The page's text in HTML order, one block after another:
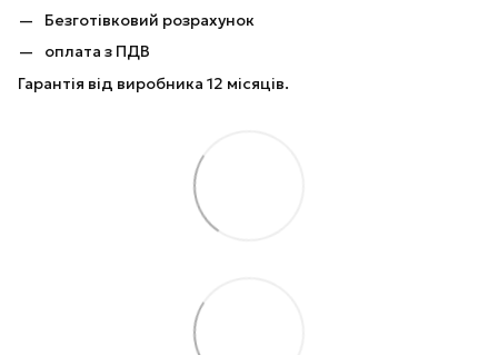
Безготівковий розрахунок
оплата з ПДВ
Гарантія від виробника 12 місяців.